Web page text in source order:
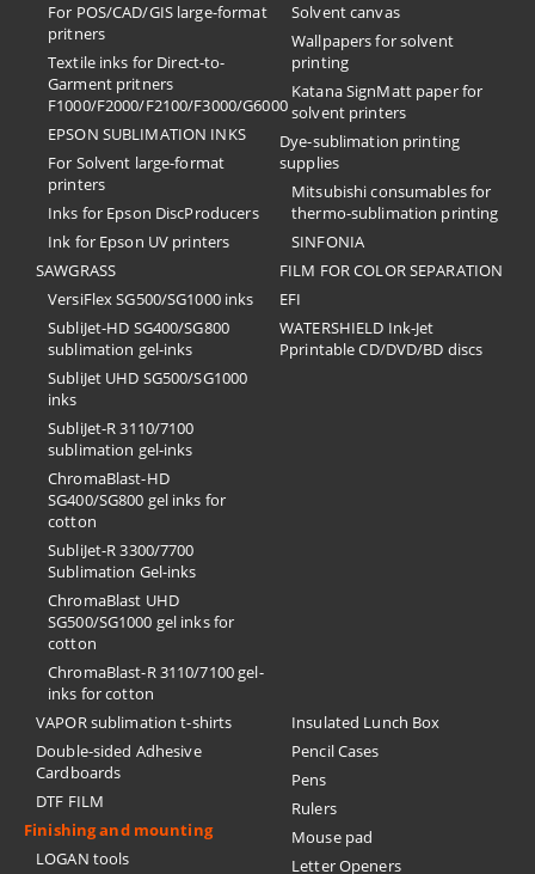
For POS/CAD/GIS large-format
pritners
Textile inks for Direct-to-
Garment pritners
F1000/F2000/F2100/F3000/G6000
EPSON SUBLIMATION INKS
For Solvent large-format
printers
Inks for Epson DiscProducers
Ink for Epson UV printers
SAWGRASS
VersiFlex SG500/SG1000 inks
SubliJet-HD SG400/SG800
sublimation gel-inks
SubliJet UHD SG500/SG1000
inks
SubliJet-R 3110/7100
sublimation gel-inks
ChromaBlast-HD
SG400/SG800 gel inks for
cotton
SubliJet-R 3300/7700
Sublimation Gel-inks
ChromaBlast UHD
SG500/SG1000 gel inks for
cotton
ChromaBlast-R 3110/7100 gel-
inks for cotton
Solvent canvas
Wallpapers for solvent
printing
Katana SignMatt paper for
solvent printers
Dye-sublimation printing
supplies
Mitsubishi consumables for
thermo-sublimation printing
SINFONIA
FILM FOR COLOR SEPARATION
EFI
​WATERSHIELD Ink-Jet
Pprintable CD/DVD/BD discs
VAPOR sublimation t-shirts
Double-sided Adhesive
Cardboards
DTF FILM
Finishing and mounting
LOGAN tools
Insulated Lunch Box
Pencil Cases
Pens
Rulers
Mouse pad
Letter Openers